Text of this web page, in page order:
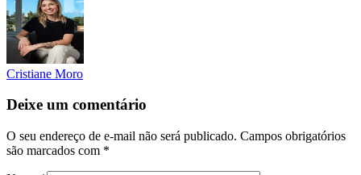
Cristiane Moro
Deixe um comentário
O seu endereço de e-mail não será publicado. Campos obrigatórios
são marcados com *